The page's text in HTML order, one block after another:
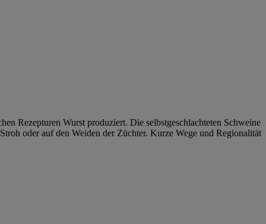
Rezepturen Wurst produziert. Die selbstgeschlachteten Schweine
oder auf den Weiden der Züchter. Kurze Wege und Regionalität